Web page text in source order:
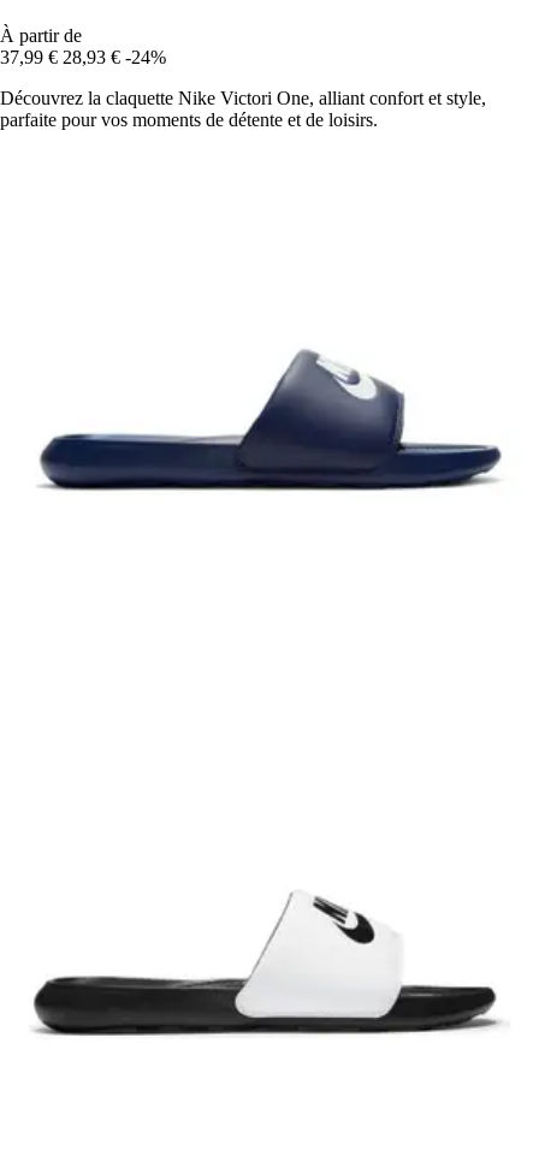
À partir de
37,99 € 28,93 € -24%
Découvrez la claquette Nike Victori One, alliant confort et style,
parfaite pour vos moments de détente et de loisirs.